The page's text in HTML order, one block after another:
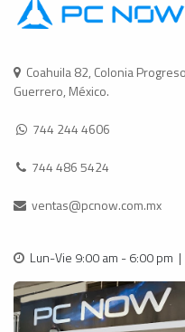
Coahuila 82, Colonia
Guerrero, México.
744 244 4606
744 486 5424
ventas@pcnow.com.mx
Lun-Vie 9:00 am - 6:00 pm